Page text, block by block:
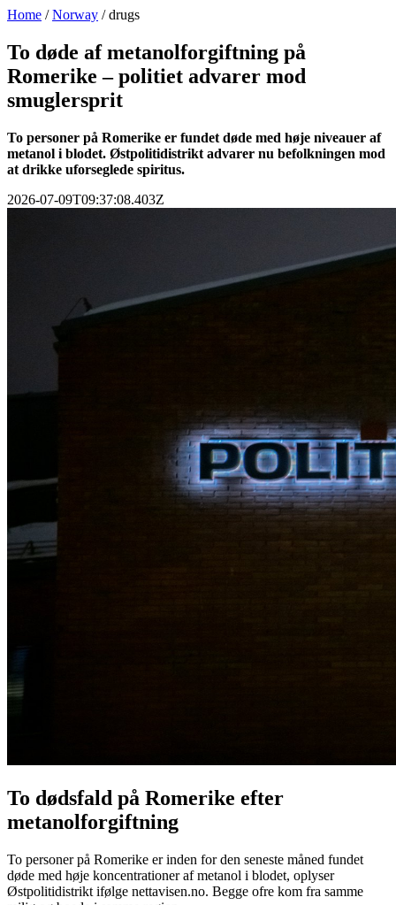
Home /Norway /drugs
To døde af metanolforgiftning på
Romerike – politiet advarer mod
smuglersprit
To personer på Romerike er fundet døde med høje niveauer af
metanol i blodet. Østpolitidistrikt advarer nu befolkningen mod
at drikke uforseglede spiritus.
2026-07-09T09:37:08.403Z
To dødsfald på Romerike efter
metanolforgiftning
To personer på Romerike er inden for den seneste måned fundet
døde med høje koncentrationer af metanol i blodet, oplyser
Østpolitidistrikt ifølge nettavisen.no. Begge ofre kom fra samme